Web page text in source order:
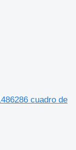
cuadro de